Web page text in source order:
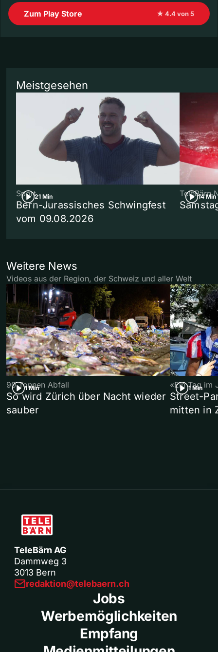
Zum Play Store ★ 4.4 von 5
Meistgesehen
21 Min
Sport
Bern-Jurassisches Schwingfest
vom 09.08.2026
14 Min
TeleBärn
Weitere News
Videos aus der Region, der Schweiz und aller Welt
1 Min
90 Tonnen Abfall
So wird Zürich über Nacht wieder
sauber
1 Min
«Ein Tag im
Street-
mitten in
TeleBärn AG
Dammweg 3
3013 Bern
redaktion@telebaern.ch
Jobs
Werbemöglichkeiten
Empfang